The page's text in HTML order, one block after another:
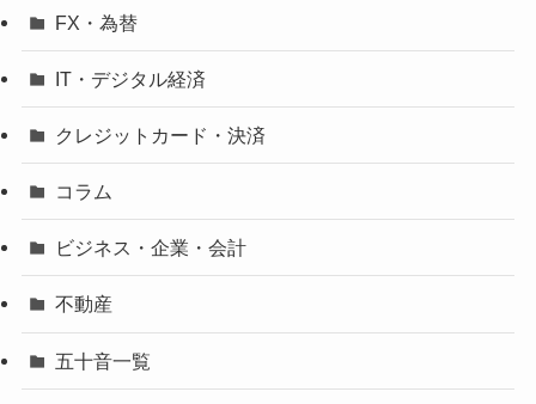
FX・為替
IT・デジタル経済
クレジットカード・決済
コラム
ビジネス・企業・会計
不動産
五十音一覧